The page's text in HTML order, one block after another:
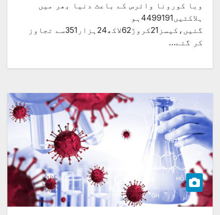
وبا کورونا وائرس کے باعث دنیا بھر میں
ہلاکتیں4499191ہو
گئیں،کیسز21کروڑ62لاکھ24ہزار351سے تجاوز
کر گئے…